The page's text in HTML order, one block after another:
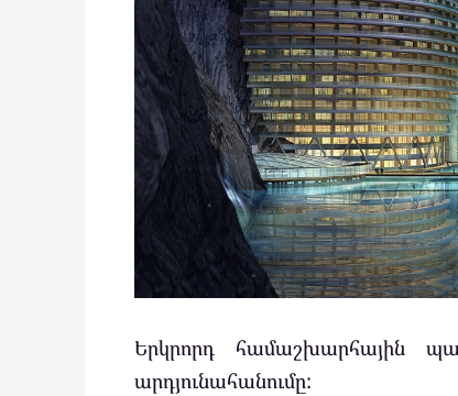
Երկրորդ համաշխարհային
արդյունահանումը: